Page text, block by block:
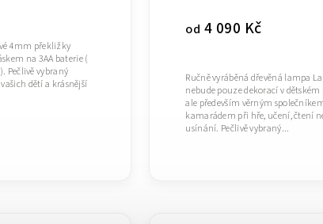
4mm překližky
na 3AA baterie (
Pečlivě vybraný
dětí a krásnější
od 4 090 Kč
Ručně vyráběná dřevěná lampa
nebude pouze dekorací v
ale především věrným
kamarádem při hře, učení, čtení
usínání. Pečlivě vybraný...